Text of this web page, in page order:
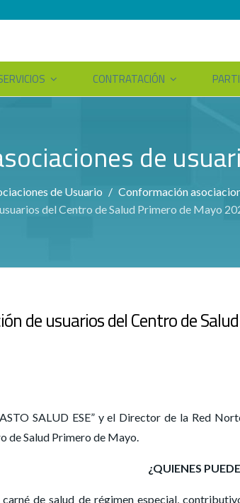
CONTRATACIÓN
de
de Usuario
Conformación
del Centro de Salud Primero de Mayo
de usuarios del Centro de
SALUD ESE” y el Director de la Red
de Salud Primero de Mayo.
¿QUIENES
de salud de régimen especial,